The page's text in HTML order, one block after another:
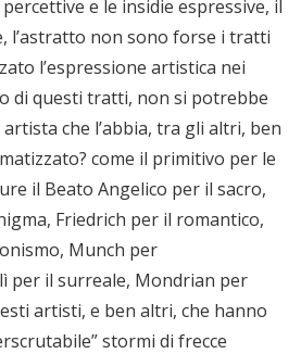
e le insidie espressive, il
l’astratto non sono forse i tratti
l’espressione artistica nei
di questi tratti, non si potrebbe
che l’abbia, tra gli altri, ben
come il primitivo per le
il Beato Angelico per il sacro,
Friedrich per il romantico,
Munch per
per il surreale, Mondrian per
artisti, e ben altri, che hanno
stormi di frecce